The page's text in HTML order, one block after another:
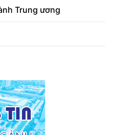
Trung ương